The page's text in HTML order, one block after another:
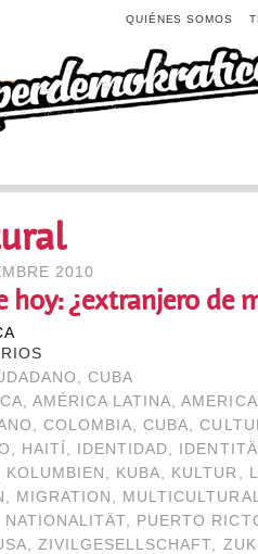
QUIÉNES SOMOS
2010
hoy: ¿extranjero de
,CUBA
, AMÉRICA LATINA,
,COLOMBIA,CUBA,
, HAITÍ , IDENTIDAD,
KOLUMBIEN , KUBA, KULTUR ,
, MIGRATION ,
NATIONALITÄT, PUERTO
,ZIVILGESELLSCHAFT,